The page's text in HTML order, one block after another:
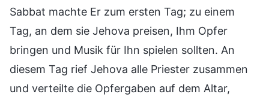
Sabbat machte Er zum ersten Tag; zu einem
Tag, an dem sie Jehova preisen, Ihm Opfer
bringen und Musik für Ihn spielen sollten. An
diesem Tag rief Jehova alle Priester zusammen
und verteilte die Opfergaben auf dem Altar,